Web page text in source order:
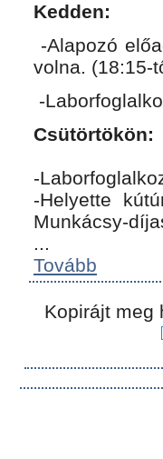
Kedden:
-Alapozó
volna. (18:15-
-
Csütörtökön:
-
-Helyette
Munkácsy-
...
Tovább
Kopirájt meg